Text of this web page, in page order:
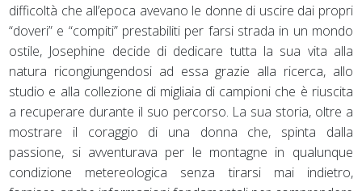
difficoltà che all’epoca avevano le donne di uscire dai propri
“doveri” e “compiti” prestabiliti per farsi strada in un mondo
ostile, Josephine decide di dedicare tutta la sua vita alla
natura ricongiungendosi ad essa grazie alla ricerca, allo
studio e alla collezione di migliaia di campioni che è riuscita
a recuperare durante il suo percorso. La sua storia, oltre a
mostrare il coraggio di una donna che, spinta dalla
passione, si avventurava per le montagne in qualunque
condizione metereologica senza tirarsi mai indietro,